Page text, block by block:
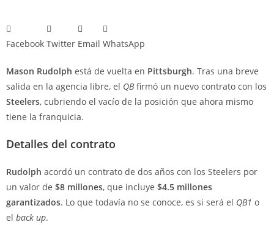
Facebook Twitter Email WhatsApp
Mason Rudolph está de vuelta en Pittsburgh. Tras una breve
salida en la agencia libre, el QBfirmó un nuevo contrato con los
Steelers, cubriendo el vacío de la posición que ahora mismo
tiene la franquicia.
Detalles del contrato
Rudolph acordó un contrato de dos años con los Steelers por
un valor de $8 millones, que incluye $4.5 millones
garantizados. Lo que todavía no se conoce, es si será el QB1 o
el back up.